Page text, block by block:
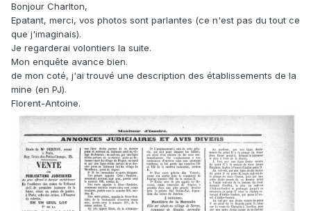
Bonjour Charlton,
Epatant, merci, vos photos sont parlantes (ce n'est pas du tout ce
que j'imaginais).
Je regarderai volontiers la suite.
Mon enquête avance bien.
de mon coté, j'ai trouvé une description des établissements de la
mine (en PJ).
Florent-Antoine.